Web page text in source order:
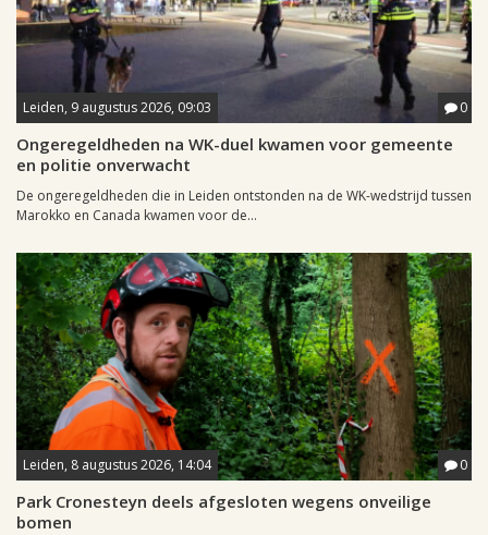
Leiden, 9 augustus 2026, 09:03 0
Ongeregeldheden na WK-duel kwamen voor gemeente
en politie onverwacht
De ongeregeldheden die in Leiden ontstonden na de WK-wedstrijd tussen
Marokko en Canada kwamen voor de...
Leiden, 8 augustus 2026, 14:04 0
Park Cronesteyn deels afgesloten wegens onveilige
bomen